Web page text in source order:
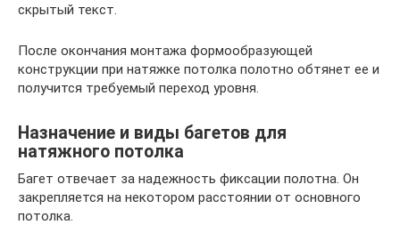
скрытый текст.
После окончания монтажа формообразующей
конструкции при натяжке потолка полотно обтянет ее и
получится требуемый переход уровня.
Назначение и виды багетов для
натяжного потолка
Багет отвечает за надежность фиксации полотна. Он
закрепляется на некотором расстоянии от основного
потолка.